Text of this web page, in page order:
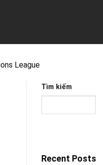
League
Tìm kiếm
Recent Posts